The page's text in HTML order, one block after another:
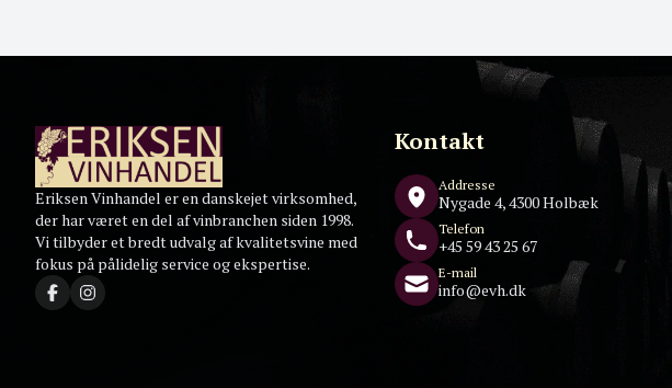
Eriksen Vinhandel er en danskejet virksomhed,
der har været en del af vinbranchen siden 1998.
Vi tilbyder et bredt udvalg af kvalitetsvine med
fokus på pålidelig service og ekspertise.
Kontakt
Addresse
Nygade 4, 4300 Holbæk
Telefon
+45 59 43 25 67
E-mail
info@evh.dk